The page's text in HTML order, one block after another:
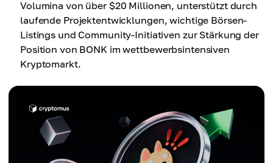
Volumina von über $20 Millionen, unterstützt durch
laufende Projektentwicklungen, wichtige Börsen-
Listings und Community-Initiativen zur Stärkung der
Position von BONK im wettbewerbsintensiven
Kryptomarkt.